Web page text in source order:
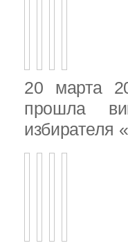
20 марта
прошла
избирателя